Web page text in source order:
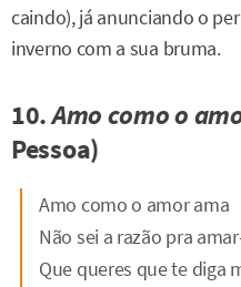
caindo), já anunciando o
inverno com a sua bruma.
10.Amo como o
Pessoa)
Amo como o amor ama
Não sei a razão pra
Que queres que te diga